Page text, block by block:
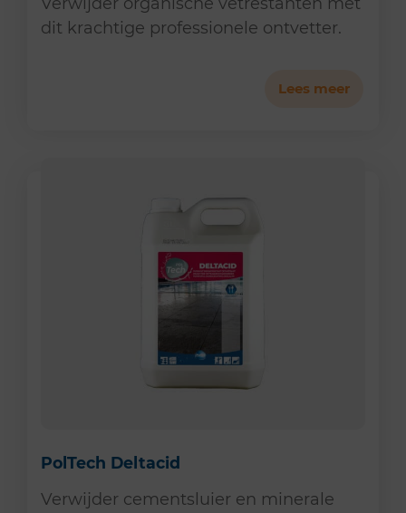
dit krachtige professionele ontvetter.
Lees meer
PolTech Deltacid
Verwijder cementsluier en minerale